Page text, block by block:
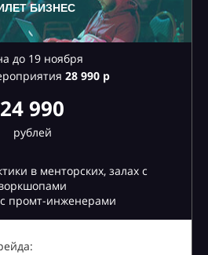
БИЗНЕС
до 19 ноября
28990 р
24 990
рублей
в менторских, залах с
промт-инженерами